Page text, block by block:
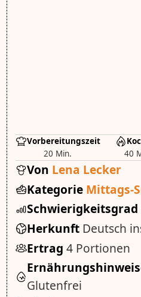
Vorbereitungszeit
20 Min.
40
Von Lena Lecker
Kategorie Mittags-
Schwierigkeitsgrad
Herkunft Deutsch
Ertrag 4 Portionen
Glutenfrei